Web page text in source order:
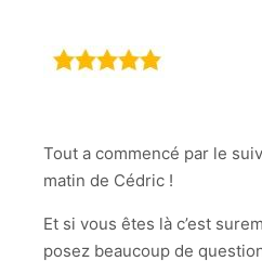
Tout a commencé par le
matin de Cédric !
Et si vous êtes là c’est
posez beaucoup de